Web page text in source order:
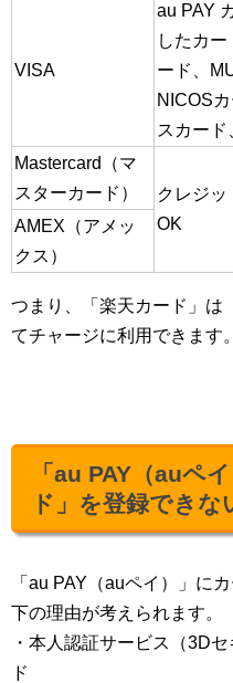
VISA
au PAY
したカ
ード、
NICOS
スカー
Mastercard（マ
スターカード）
クレジ
OK
AMEX（アメッ
クス）
つまり、「楽天カード」は
てチャージに利用できます。
「au PAY（auペ
ド」を登録できな
「au PAY（auペイ）」に
下の理由が考えられます。
・本人認証サービス（3D
ド